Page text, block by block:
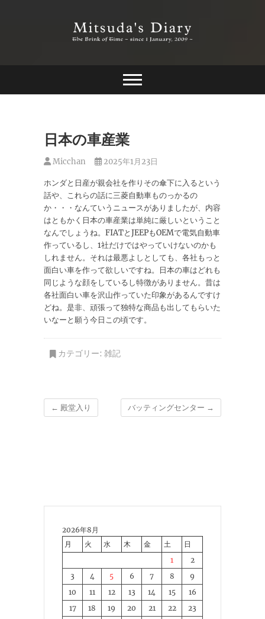
Mitsuda's Diary
日本の車産業
Micchan 2025年1月23日
ホンダと日産が親会社を作りその傘下に入るという
話や、これらの話に三菱自動車ものっかるの
か・・・なんていうニュースがありましたが、内容
はともかく日本の車産業は単純に厳しいということ
なんでしょうね。FIATとJEEPもOEMで電気自動車
作っているし、1社だけではやっていけないのかも
しれません。それは最悪よしとしても、各社もっと
面白い車を作って欲しいですね。日本の車はどれも
同じような顔をしているし特徴がありません。昔は
各社面白い車を沢山作っていた印象があるんですけ
どね。是非、頑張って独特な商品も出してもらいた
いなーと願う今日この頃です。
カテゴリー: 雑記
← 殿堂入り バッティングセンター →
2026年8月
月
火 水 木 金 土
日
1
2
3
4 5 6 7 8
9
10
11 12 13 14 15
16
17
18 19 20 21 22
23